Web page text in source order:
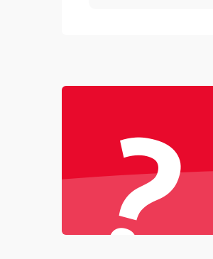
Питание
Электронные компоненты
?